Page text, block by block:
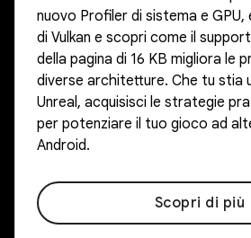
nuovo Profiler di sistema e
di Vulkan e scopri come il
della pagina di 16 KB migliora le
diverse architetture. Che tu stia
Unreal, acquisisci le strategie
per potenziare il tuo gioco ad
Android.
Scopri di più